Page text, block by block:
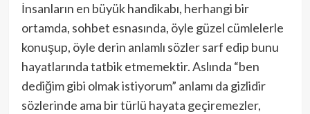
İnsanların en büyük handikabı, herhangi bir
ortamda, sohbet esnasında, öyle güzel cümlelerle
konuşup, öyle derin anlamlı sözler sarf edip bunu
hayatlarında tatbik etmemektir. Aslında “ben
dediğim gibi olmak istiyorum” anlamı da gizlidir
sözlerinde ama bir türlü hayata geçiremezler,